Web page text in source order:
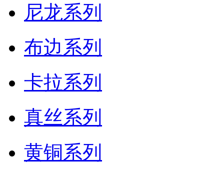
尼龙系列
布边系列
卡拉系列
真丝系列
黄铜系列